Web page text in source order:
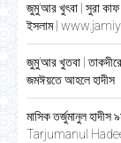
জুমু’আর খুৎবা | সুরা কাফ
ইসলাম |
জুমু’আর খুতবা |
জমঈয়তে আহলে হাদীস
মাসিক তর্জুমানুল
Tarjumanul